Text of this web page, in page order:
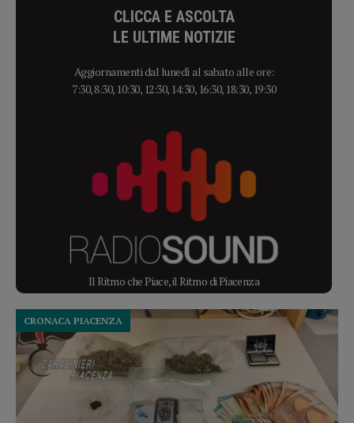
CLICCA E ASCOLTA
LE ULTIME NOTIZIE
Aggiornamenti dal lunedì al sabato alle ore:
7:30, 8:30, 10:30, 12:30, 14:30, 16:30, 18:30, 19:30
Il Ritmo che Piace, il Ritmo di Piacenza
CRONACA PIACENZA